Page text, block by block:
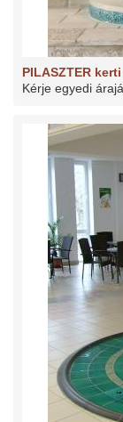
PILASZTER
Kérje egyedi